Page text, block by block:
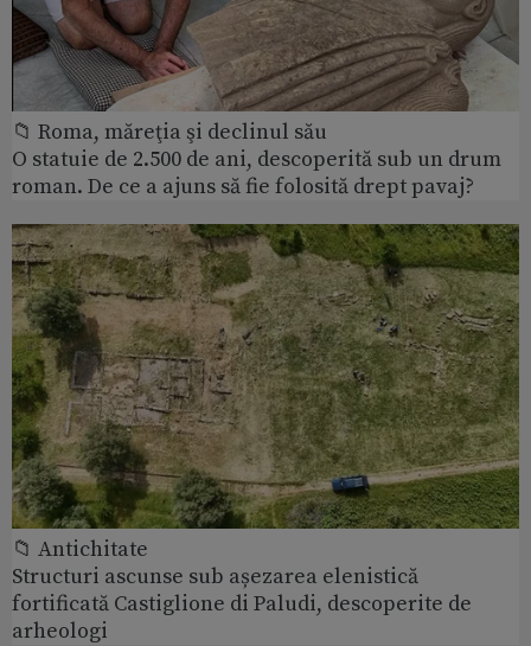
📁 Roma, măreţia şi declinul său
O statuie de 2.500 de ani, descoperită sub un drum
roman. De ce a ajuns să fie folosită drept pavaj?
📁 Antichitate
Structuri ascunse sub așezarea elenistică
fortificată Castiglione di Paludi, descoperite de
arheologi